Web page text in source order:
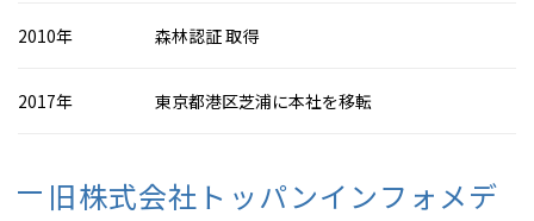
2010年 森林認証 取得
2017年 東京都港区芝浦に本社を移転
旧株式会社トッパンインフォメデ